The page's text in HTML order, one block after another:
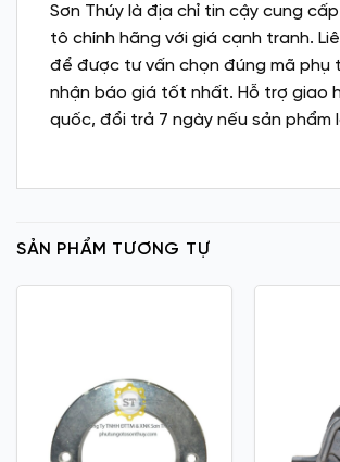
Sơn Thúy là địa chỉ tin cậy cung
tô chính hãng với giá cạnh tranh.
để được tư vấn chọn đúng mã phụ
nhận báo giá tốt nhất. Hỗ trợ giao
quốc, đổi trả 7 ngày nếu sản phẩm
SẢN PHẨM TƯƠNG TỰ